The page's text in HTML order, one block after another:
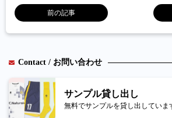
前の記事
Contact / お問い合わせ
サンプル貸し出し
無料でサンプルを貸し出していま